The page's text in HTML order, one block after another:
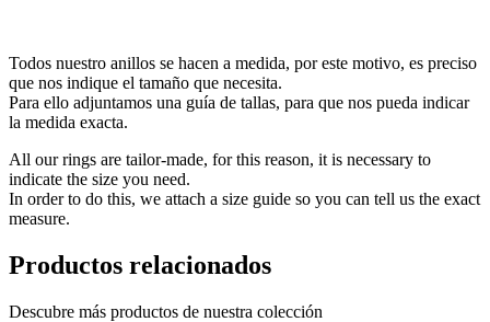
Todos nuestro anillos se hacen a medida, por este motivo, es preciso
que nos indique el tamaño que necesita.
Para ello adjuntamos una guía de tallas, para que nos pueda indicar
la medida exacta.
All our rings are tailor-made, for this reason, it is necessary to
indicate the size you need.
In order to do this, we attach a size guide so you can tell us the exact
measure.
Productos relacionados
Descubre más productos de nuestra colección